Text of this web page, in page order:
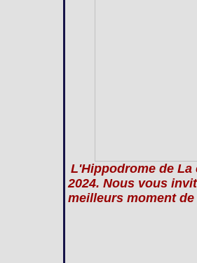
L'Hippodrome de La
2024. Nous vous
meilleurs moment